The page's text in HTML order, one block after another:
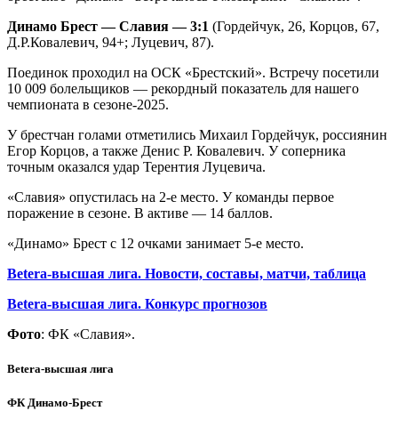
Динамо Брест — Славия — 3:1 (Гордейчук, 26, Корцов, 67,
Д.Р.Ковалевич, 94+; Луцевич, 87).
Поединок проходил на ОСК «Брестский». Встречу посетили
10 009 болельщиков — рекордный показатель для нашего
чемпионата в сезоне-2025.
У брестчан голами отметились Михаил Гордейчук, россиянин
Егор Корцов, а также Денис Р. Ковалевич. У соперника
точным оказался удар Терентия Луцевича.
«Славия» опустилась на 2-е место. У команды первое
поражение в сезоне. В активе — 14 баллов.
«Динамо» Брест с 12 очками занимает 5-е место.
Betera-высшая лига. Новости, составы, матчи, таблица
Betera-высшая лига. Конкурс прогнозов
Фото: ФК «Славия».
Betera-высшая лига
ФК Динамо-Брест